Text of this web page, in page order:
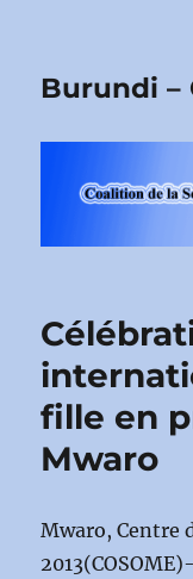
Burundi –
fille en
Mwaro
Mwaro, Centre